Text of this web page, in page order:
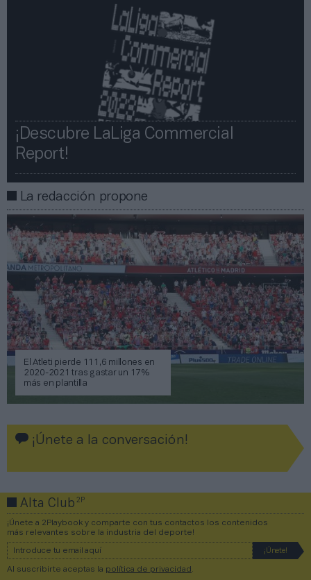
¡Descubre LaLiga Commercial
Report!​​
La redacción propone
El Atleti pierde 111,6 millones en
2020-2021 tras gastar un 17%
más en plantilla
¡Únete a la conversación!
Alta Club2P
¡Únete a 2Playbook y comparte con tus contactos los contenidos
más relevantes sobre la industria del deporte!
Al suscribirte aceptas la política de privacidad